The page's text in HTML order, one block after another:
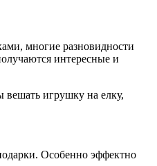
многие разновидности
интересные и
вешать игрушку на елку,
Особенно эффектно